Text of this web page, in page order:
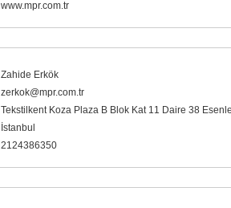
www.mpr.com.tr
Zahide Erkök
zerkok@mpr.com.tr
Tekstilkent Koza Plaza B Blok Kat 11 Daire 38
İstanbul
2124386350